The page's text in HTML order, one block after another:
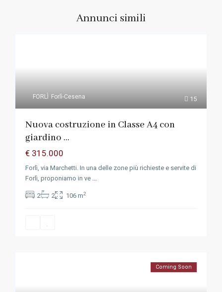
Annunci simili
15
FORLÌ Forlì-Cesena
Nuova costruzione in Classe A4 con
giardino ...
€ 315.000
Forlì, via Marchetti. In una delle zone più richieste e servite di
Forlì, proponiamo in ve
2 2 106 m2
Coming Soon